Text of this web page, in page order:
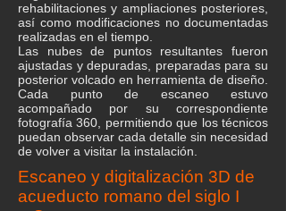
rehabilitaciones y ampliaciones posteriores,
así como modificaciones no documentadas
realizadas en el tiempo.
Las nubes de puntos resultantes fueron
ajustadas y depuradas, preparadas para su
posterior volcado en herramienta de diseño.
Cada punto de escaneo estuvo
acompañado por su correspondiente
fotografía 360, permitiendo que los técnicos
puedan observar cada detalle sin necesidad
de volver a visitar la instalación.
Escaneo y digitalización 3D de
acueducto romano del siglo I